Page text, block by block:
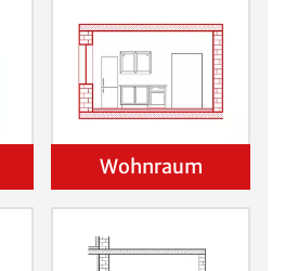
Wohnraum